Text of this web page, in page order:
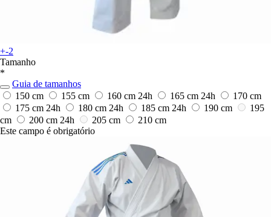
+-2
Tamanho
*
Guia de tamanhos
150 cm
155 cm 160 cm 24h 165 cm 24h
170 cm
175 cm 24h 180 cm 24h 185 cm 24h 190 cm
195
cm
200 cm 24h 205 cm
210 cm
Este campo é obrigatório